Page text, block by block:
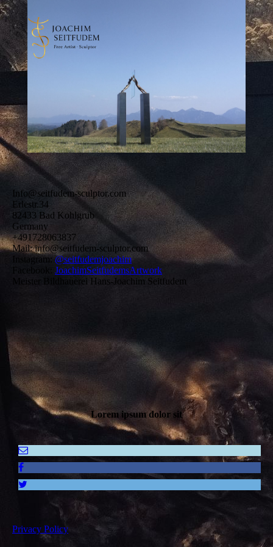
Info@seitfudem-sculptor.com
Erlestr.34
82433 Bad Kohlgrub
Germany
+491728063837
Mail: info@seitfudem-sculptor.com
Instagram: @seitfudemjoachim
JoachimSeitfudemsArtwork
Meister Bildhauerei Hans-Joachim Seitfudem
Lorem ipsum dolor sit
Privacy Policy